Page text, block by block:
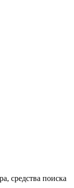
средства поиска